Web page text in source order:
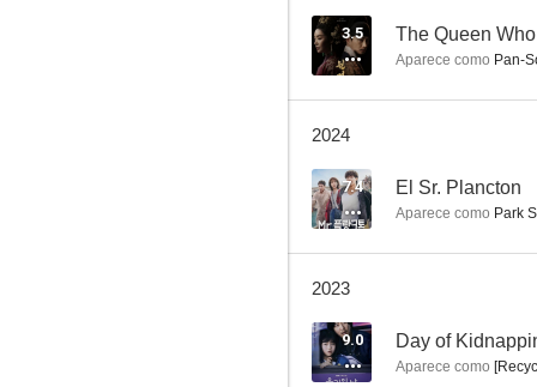
3.5 The Queen
Aparece como Pan-
2024
7.4 El Sr. Plancton
Aparece como Park
2023
9.0 Day of
Aparece como